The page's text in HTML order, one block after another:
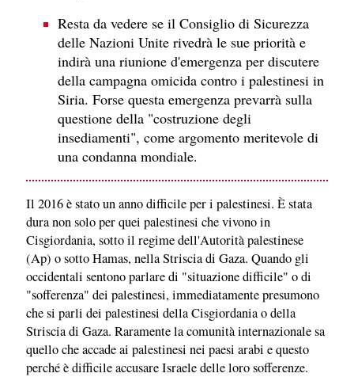
Resta da vedere se il Consiglio di Sicurezza
delle Nazioni Unite rivedrà le sue priorità e
indirà una riunione d'emergenza per discutere
della campagna omicida contro i palestinesi in
Siria. Forse questa emergenza prevarrà sulla
questione della "costruzione degli
insediamenti", come argomento meritevole di
una condanna mondiale.
Il 2016 è stato un anno difficile per i palestinesi. È stata
dura non solo per quei palestinesi che vivono in
Cisgiordania, sotto il regime dell'Autorità palestinese
(Ap) o sotto Hamas, nella Striscia di Gaza. Quando gli
occidentali sentono parlare di "situazione difficile" o di
"sofferenza" dei palestinesi, immediatamente presumono
che si parli dei palestinesi della Cisgiordania o della
Striscia di Gaza. Raramente la comunità internazionale sa
quello che accade ai palestinesi nei paesi arabi e questo
perché è difficile accusare Israele delle loro sofferenze.